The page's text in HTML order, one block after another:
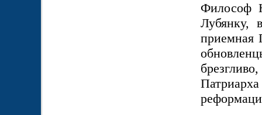
Философ
Лубянку,
приемная